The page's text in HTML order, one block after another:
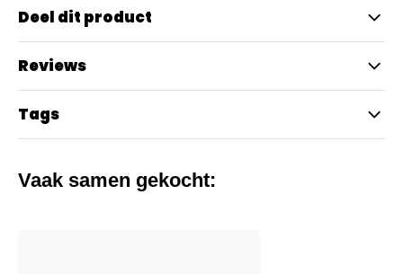
Deel dit product
Reviews
Tags
Vaak samen gekocht: